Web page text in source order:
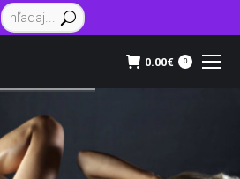
Vyhľadávanie:
0.00€ 0